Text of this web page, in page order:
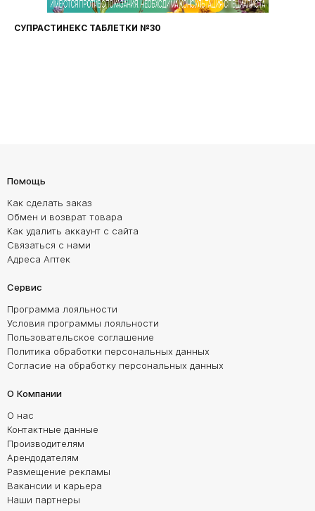
СУПРАСТИНЕКС ТАБЛЕТКИ №30
Помощь
Как сделать заказ
Обмен и возврат товара
Как удалить аккаунт с сайта
Связаться с нами
Адреса Аптек
Сервис
Программа лояльности
Условия программы лояльности
Пользовательское соглашение
Политика обработки персональных данных
Согласие на обработку персональных данных
О Компании
О нас
Контактные данные
Производителям
Арендодателям
Размещение рекламы
Вакансии и карьера
Наши партнеры